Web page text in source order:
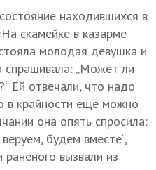
находившихся в
скамейке в казарме
молодая девушка и
спрашивала: „Может ли
Ей отвечали, что надо
в крайности еще можно
она опять спросила:
будем вместе“,
вызвали из